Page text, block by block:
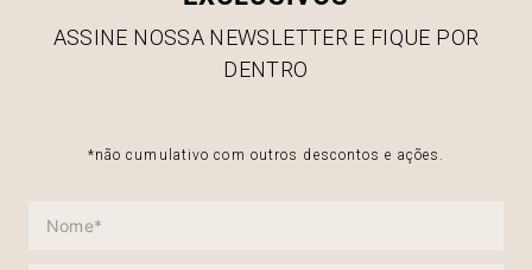
ASSINE NOSSA NEWSLETTER E FIQUE POR
DENTRO
*não cumulativo com outros descontos e ações.